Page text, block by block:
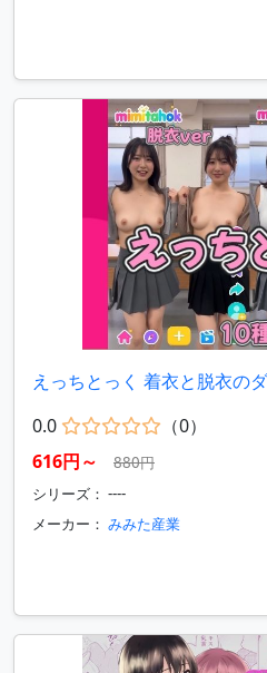
えっちとっく 着衣と脱衣の
0.0
（0）
616円～
880円
シリーズ： ----
メーカー： みみた産業